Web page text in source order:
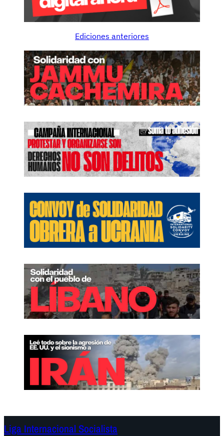
Ediciones anteriores
Liga Internacional Socialista